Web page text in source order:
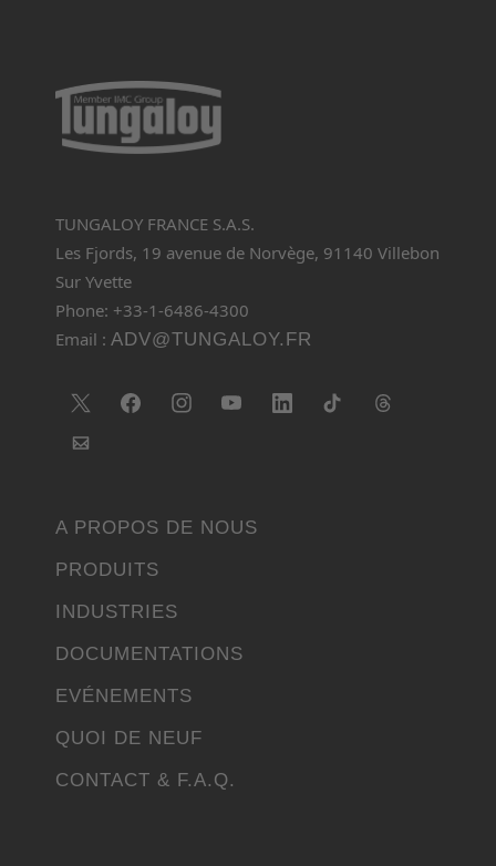
TUNGALOY FRANCE S.A.S.
Les Fjords, 19 avenue de Norvège, 91140 Villebon
Sur Yvette
Phone: +33-1-6486-4300
Email : ADV@TUNGALOY.FR
A PROPOS DE NOUS
PRODUITS
INDUSTRIES
DOCUMENTATIONS
EVÉNEMENTS
QUOI DE NEUF
CONTACT & F.A.Q.